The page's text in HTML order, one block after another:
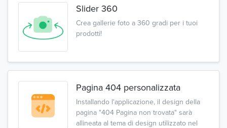
Slider 360
Crea gallerie foto a 360 gradi per i tuoi
prodotti!
Pagina 404 personalizzata
Installando l'applicazione, il design della
pagina "404 Pagina non trovata" sarà
allineata al tema di design utilizzato nel